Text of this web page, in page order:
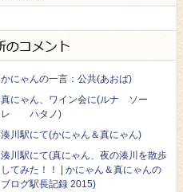
かにゃんの一言：公共(あおば)
真にゃん、ワイン会に(ルナ ソー
レ ハタノ)
湊川駅にて(かにゃん＆真にゃん)
湊川駅にて(真にゃん、夜の湊川を散歩
してみた！！ | かにゃん＆真にゃんの
ブログ駅長記録 2015)